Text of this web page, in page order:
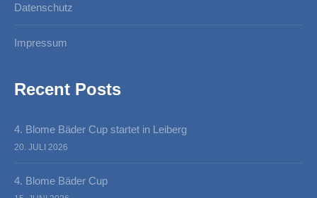
Datenschutz
Impressum
Recent Posts
4. Blome Bäder Cup startet in Leiberg
20. JULI 2026
4. Blome Bäder Cup